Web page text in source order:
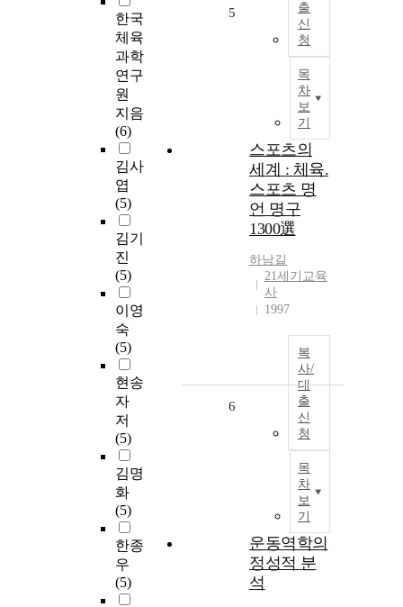
한국
체육
과학
연구
원
지음
(6)
김사
엽
(5)
김기
진
(5)
이영
숙
(5)
현송
자
저
(5)
김명
화
(5)
한종
우
(5)
출
신
청
목
차
보
기
5
스포츠의
세계 : 체육.
스포츠 명
언 명구
1300選
하남길
21세기교육
사
1997
복
사/
대
출
신
청
목
차
보
기
6
운동역학의
정성적 분
석